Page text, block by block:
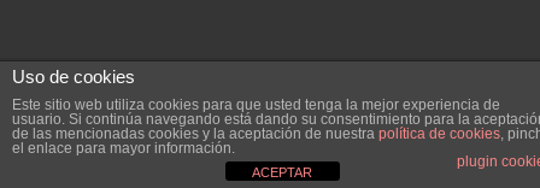
replica rolex datejust replica rolex day date
Creada por
Uso de cookies
Este sitio web utiliza cookies para que usted tenga la mejor experiencia de
usuario. Si continúa navegando está dando su consentimiento para la
de las mencionadas cookies y la aceptación de nuestra política de cookies,
el enlace para mayor información.
plugin
ACEPTAR